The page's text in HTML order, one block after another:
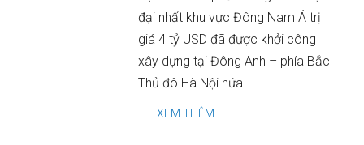
đại nhất khu vực Đông Nam Á trị
giá 4 tỷ USD đã được khởi công
xây dựng tại Đông Anh – phía Bắc
Thủ đô Hà Nội hứa...
XEM THÊM